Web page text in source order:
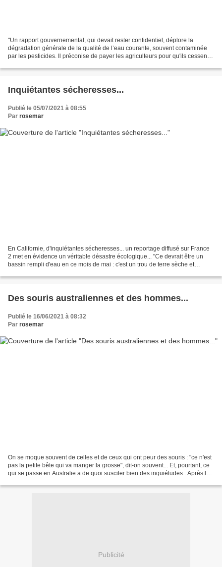
"Un rapport gouvernemental, qui devait rester confidentiel, déplore la
dégradation générale de la qualité de l’eau courante, souvent contaminée
par les pesticides. Il préconise de payer les agriculteurs pour qu'ils cessent
Inquiétantes sécheresses...
Publié le 05/07/2021 à 08:55
Par rosemar
En Californie, d'inquiétantes sécheresses... un reportage diffusé sur France
2 met en évidence un véritable désastre écologique... "Ce devrait être un
bassin rempli d'eau en ce mois de mai : c'est un trou de terre sèche et
Des souris australiennes et des hommes...
Publié le 16/06/2021 à 08:32
Par rosemar
On se moque souvent de celles et de ceux qui ont peur des souris : "ce n'est
pas la petite bête qui va manger la grosse", dit-on souvent... Et, pourtant, ce
qui se passe en Australie a de quoi susciter bien des inquiétudes : Après les
Publicité